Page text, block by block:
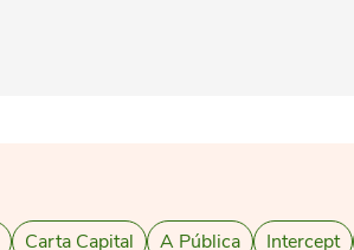
Carta Capital A Pública Intercept